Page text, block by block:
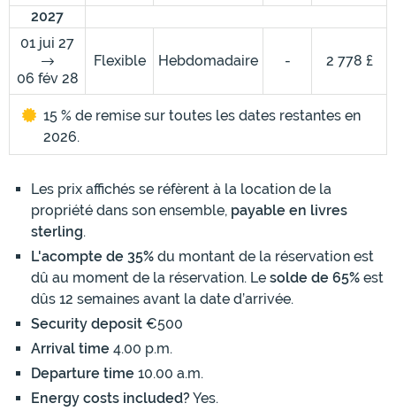
2027
01 jui 27
06 fév 28
Flexible Hebdomadaire - 2 778 £
15 % de remise sur toutes les dates restantes en
2026.
Les prix affichés se réfèrent à la location de la
propriété dans son ensemble, payable en livres
sterling.
L'acompte de 35% du montant de la réservation est
dû au moment de la réservation. Le solde de 65% est
dûs 12 semaines avant la date d’arrivée.
Security deposit €500
Arrival time 4.00 p.m.
Departure time 10.00 a.m.
Energy costs included?Yes.